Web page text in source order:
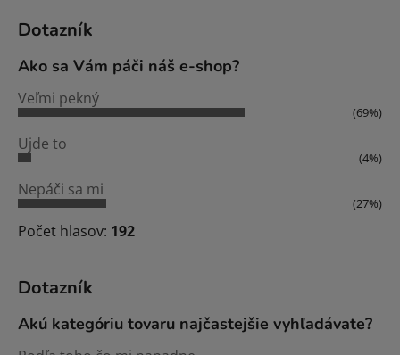
Dotazník
Ako sa Vám páči náš e-shop?
Veľmi pekný
(69%)
Ujde to
(4%)
Nepáči sa mi
(27%)
Počet hlasov: 192
Dotazník
Akú kategóriu tovaru najčastejšie vyhľadávate?